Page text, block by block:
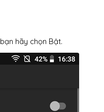
bạn hãy chọn Bật.